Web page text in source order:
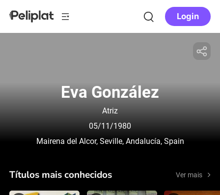
Login
Eva González
Atriz
05/11/1980
Mairena del Alcor, Seville, Andalucía, Spain
Títulos mais conhecidos Ver mais